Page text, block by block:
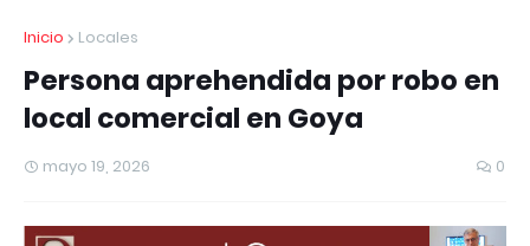
Inicio Locales
Persona aprehendida por robo en
local comercial en Goya
mayo 19, 2026 0